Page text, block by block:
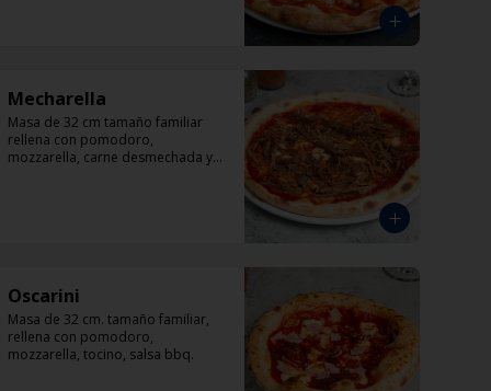
Mecharella
Masa de 32 cm tamaño familiar
rellena con pomodoro,
mozzarella, carne desmechada y
Oscarini
Masa de 32 cm. tamaño familiar,
rellena con pomodoro,
mozzarella, tocino, salsa bbq.